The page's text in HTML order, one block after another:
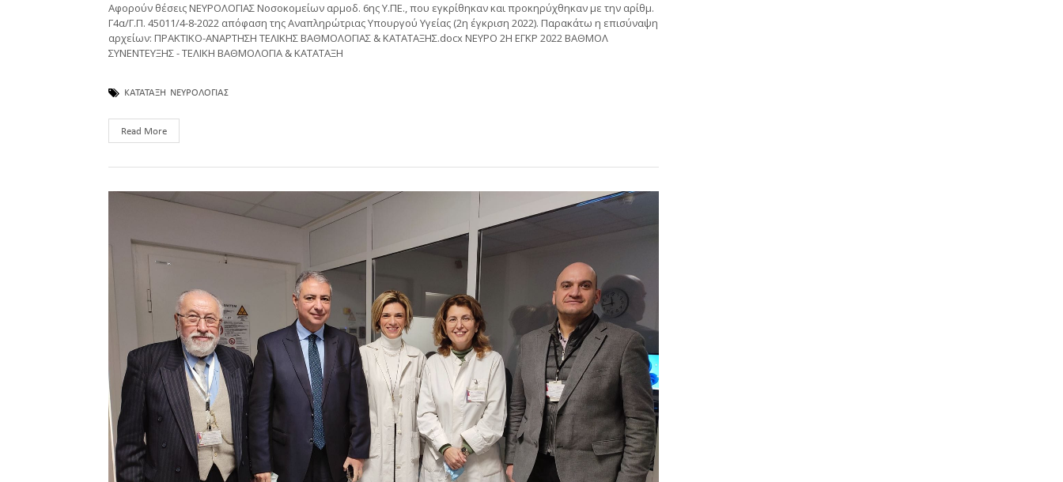
Αφορούν θέσεις ΝΕΥΡΟΛΟΓΙΑΣ Νοσοκομείων αρμοδ. 6ης Υ.ΠΕ., που εγκρίθηκαν και προκηρύχθηκαν με την αρίθμ.
Γ4α/Γ.Π. 45011/4-8-2022 απόφαση της Αναπληρώτριας Υπουργού Υγείας (2η έγκριση 2022). Παρακάτω η επισύναψη
αρχείων: ΠΡΑΚΤΙΚΟ-ΑΝΑΡΤΗΣΗ ΤΕΛΙΚΗΣ ΒΑΘΜΟΛΟΓΙΑΣ & ΚΑΤΑΤΑΞΗΣ.docx ΝΕΥΡΟ 2Η ΕΓΚΡ 2022 ΒΑΘΜΟΛ
ΣΥΝΕΝΤΕΥΞΗΣ - ΤΕΛΙΚΗ ΒΑΘΜΟΛΟΓΙΑ & ΚΑΤΑΤΑΞΗ
ΚΑΤΑΤΑΞΗ ΝΕΥΡΟΛΟΓΙΑΣ
Read More